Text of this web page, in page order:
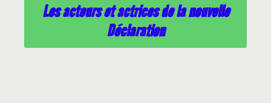
Les acteurs et actrices de la nouvelle
Déclaration